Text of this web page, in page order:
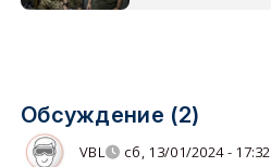
Обсуждение (2)
VBL сб, 13/01/2024 - 17:32